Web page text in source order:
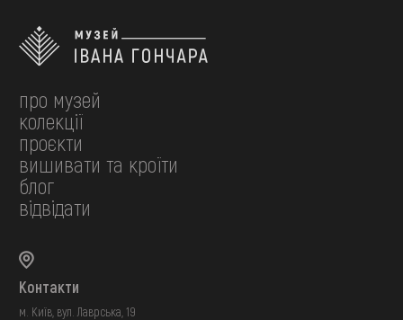
про музей
колекції
проєкти
вишивати та кроїти
блог
відвідати
Контакти
м. Київ, вул. Лаврська, 19